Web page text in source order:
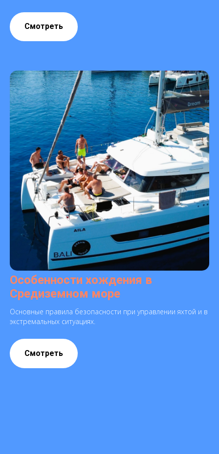
Смотреть
Особенности хождения в
Средиземном море
Основные правила безопасности при управлении яхтой и в
экстремальных ситуациях.
Смотреть